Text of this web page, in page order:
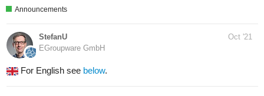
Announcements
StefanU
EGroupware GmbH
Oct '21
For English see below.